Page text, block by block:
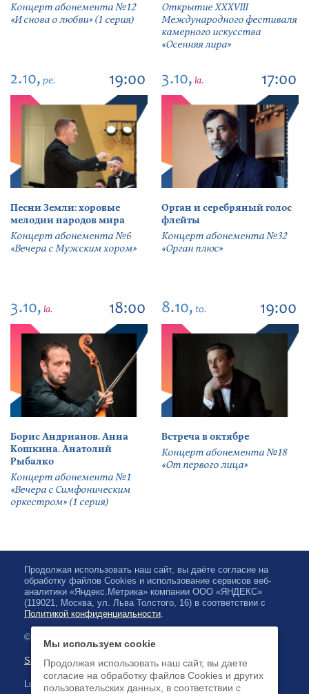
Концерт абонемента №12
«И снова о любви» (1 серия)
Открытие ХХХVIII
Международного фестиваля
камерного искусства
«Осенняя лира»
2.10, pe. 19:00
Песни Земли: хоровые
мелодии народов мира
Концерт абонемента №6
«Вечера с Мужским хором»
3.10, la. 17:00
Орган и серебряный голос
флейты
Концерт абонемента №32
«Орган плюс»
3.10, la. 18:00
Борис Андрианов. Анна
Кошкина. Анатолий
Рыбалко
Концерт абонемента №1
«Вечера с Симфоническим
оркестром» (1 серия)
8.10, to. 19:00
Встреча в октябре
Концерт абонемента №18
«От первого лица»
Продолжая использовать наш сайт, вы даёте согласие на
обработку файлов Cookies и использование сервисов веб-
аналитики «Яндекс.Метрика» компании ООО «ЯНДЕКС»
(119021, Москва, ул. Льва Толстого, 16) в соответствии с
Политикой конфиденциальности.
© 2026, Karjalan valtionfilharmonia
Sivuston kartta
Luottokortilla maksaminen on saatavilla
Мы используем cookie
Продолжая использовать наш сайт, вы даете
согласие на обработку файлов Cookies и других
пользовательских данных, в соответствии с